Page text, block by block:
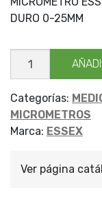
DURO 0-25MM
MICROM
ESSEX
P/MET
0-
25
cantidad
Categorías:
MICROMETROS
Marca: ESSEX
Ver página